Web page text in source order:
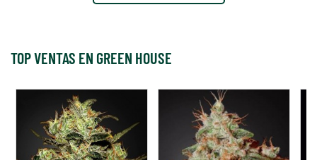
TOP VENTAS EN GREEN HOUSE